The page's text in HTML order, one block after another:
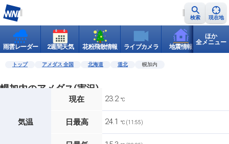
検索 現在地
雨雲レーダー 2週間天気 花粉飛散情報 ライブカメラ 地震情報 世界天
ほか
全メニュー
トップ アメダス 全国 北海道 道北 幌加内
幌加内のアメダス(実況)
気温
現在 23.2 ℃
日最高 24.1 ℃ (11:55)